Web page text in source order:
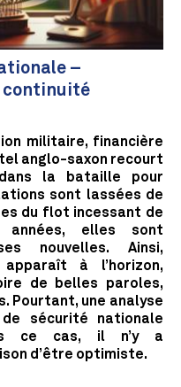
–
continuité
militaire, financière
anglo-saxon recourt
la bataille pour
sont lassées de
du flot incessant de
années, elles sont
nouvelles. Ainsi,
apparaît à l’horizon,
de belles paroles,
Pourtant, une analyse
sécurité nationale
ce cas, il n’y a
d’être optimiste.